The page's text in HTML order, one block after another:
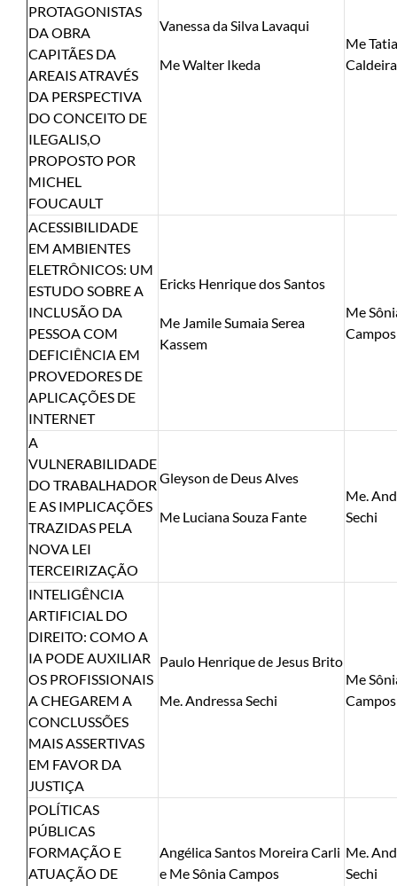
PROTAGONISTAS
DA OBRA
CAPITÃES DA
AREAIS ATRAVÉS
DA PERSPECTIVA
DO CONCEITO DE
ILEGALIS,O
PROPOSTO POR
MICHEL
FOUCAULT
Vanessa da Silva Lavaqui
Me Walter Ikeda
Me
Caldeira
ACESSIBILIDADE
EM AMBIENTES
ELETRÔNICOS: UM
ESTUDO SOBRE A
INCLUSÃO DA
PESSOA COM
DEFICIÊNCIA EM
PROVEDORES DE
APLICAÇÕES DE
INTERNET
Ericks Henrique dos Santos
Me Jamile Sumaia Serea
Kassem
Me
Campos
A
VULNERABILIDADE
DO TRABALHADOR
E AS IMPLICAÇÕES
TRAZIDAS PELA
NOVA LEI
TERCEIRIZAÇÃO
Gleyson de Deus Alves
Me Luciana Souza Fante
Me.
Sechi
INTELIGÊNCIA
ARTIFICIAL DO
DIREITO: COMO A
IA PODE AUXILIAR
OS PROFISSIONAIS
A CHEGAREM A
CONCLUSSÕES
MAIS ASSERTIVAS
EM FAVOR DA
JUSTIÇA
Paulo Henrique de Jesus Brito
Me. Andressa Sechi
Me
Campos
POLÍTICAS
PÚBLICAS
FORMAÇÃO E
ATUAÇÃO DE
Angélica Santos Moreira Carli
e Me Sônia Campos
Me.
Sechi